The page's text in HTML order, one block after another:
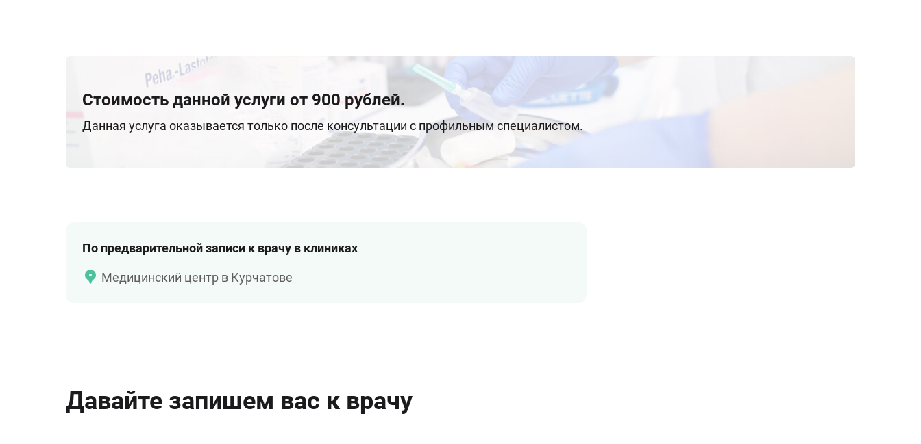
Стоимость данной услуги от 900 рублей.
Данная услуга оказывается только после консультации с профильным специалистом.
По предварительной записи к врачу в клиниках
Медицинский центр в Курчатове
Давайте запишем вас к врачу